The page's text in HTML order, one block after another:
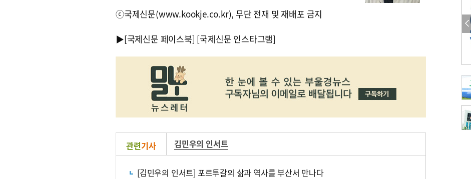
ⓒ국제신문(www.kookje.co.kr), 무단 전재 및 재배포 금지
▶[국제신문 페이스북] [국제신문 인스타그램]
관련기사 김민우의 인서트
[김민우의 인서트] 포르투갈의 삶과 역사를 부산서 만나다